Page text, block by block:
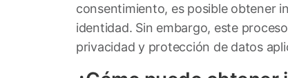
consentimiento, es posible obtener
identidad. Sin embargo, este
privacidad y protección de datos